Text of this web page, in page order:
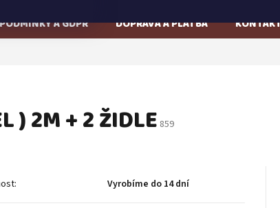
A GDPR DOPRAVA A PLATBA
) 2M + 2 ŽIDLE 859
Vyrobíme do 14 dní